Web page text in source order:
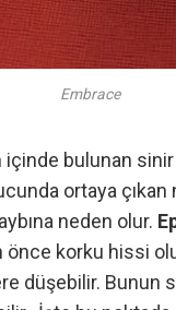
Embrace
içinde bulunan
ortaya çıkan
neden olur.
korku hissi
düşebilir. Bunun